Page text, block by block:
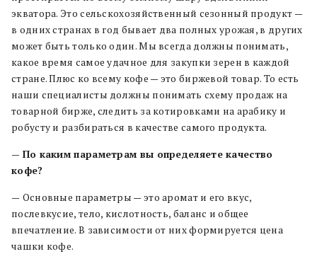
экватора. Это сельскохозяйственный сезонный продукт —
в одних странах в год бывает два полных урожая, в других
может быть только один. Мы всегда должны понимать,
какое время самое удачное для закупки зерен в каждой
стране. Плюс ко всему кофе — это биржевой товар. То есть
наши специалисты должны понимать схему продаж на
товарной бирже, следить за котировками на арабику и
робусту и разбираться в качестве самого продукта.
— По каким параметрам вы определяете качество
кофе?
— Основные параметры — это аромат и его вкус,
послевкусие, тело, кислотность, баланс и общее
впечатление. В зависимости от них формируется цена
чашки кофе.